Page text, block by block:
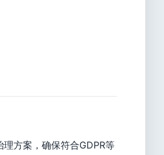
理方案，确保符合GDPR等